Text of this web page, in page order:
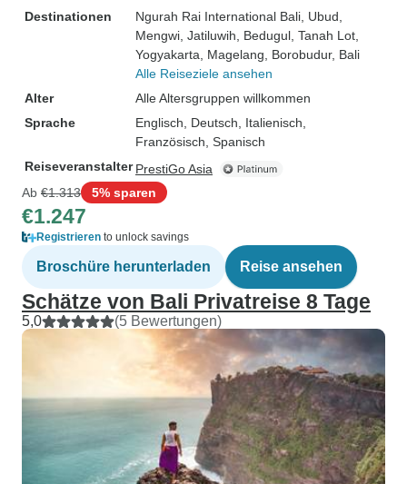
einen sehr
Honig
gingen wir zu
dass während
Fledermäuse
allem war dies
unerwarteter,
beeindruckender
Reiseleiter war
ein sehr offener,
Experte, der
unsere
einging. Besser
nicht! Das sollte
seinem Leben
Destinationen
Ngurah Rai International Bali , Ubud
Mengwi , Jatiluwih , Bedugul , Tanah Lot
Yogyakarta , Magelang , Borobudur, Bali
Alle Reiseziele ansehen
Alter
Alle Altersgruppen willkommen
Sprache
Englisch, Deutsch, Italienisch,
Französisch, Spanisch
Reiseveranstalter PrestiGo Asia
Ab €1.313 5% sparen
€1.247
Registrieren to unlock savings
Broschüre herunterladen Reise ansehen
Schätze von Bali Privatreise 8 Tage
5,0 (5 Bewertungen)